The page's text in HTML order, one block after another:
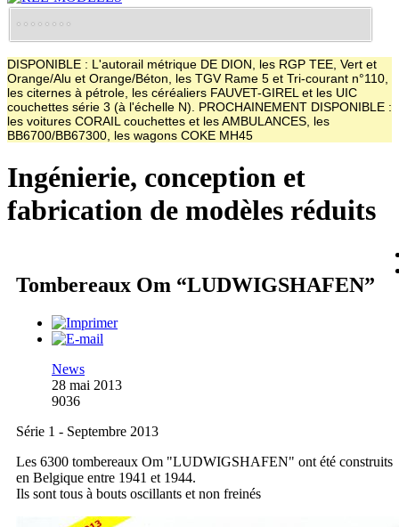
DISPONIBLE : L'autorail métrique DE DION, les RGP TEE, Vert et
Orange/Alu et Orange/Béton, les TGV Rame 5 et Tri-courant n°110,
les citernes à pétrole, les céréaliers FAUVET-GIREL et les UIC
couchettes série 3 (à l'échelle N). PROCHAINEMENT DISPONIBLE :
les voitures CORAIL couchettes et les AMBULANCES, les
BB6700/BB67300, les wagons COKE MH45
Ingénierie, conception et
fabrication de modèles réduits
Tombereaux Om “LUDWIGSHAFEN”
News
28 mai 2013
9036
Série 1 - Septembre 2013
Les 6300 tombereaux Om "LUDWIGSHAFEN" ont été construits
en Belgique entre 1941 et 1944.
Ils sont tous à bouts oscillants et non freinés